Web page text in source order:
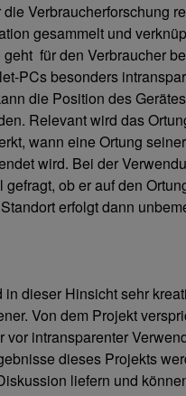
die Verbraucherforschung
gesammelt und
für den Verbraucher
PCs besonders
die Position des
Relevant wird das
wann eine Ortung
wird. Bei der
ob er auf den
erfolgt dann
in dieser Hinsicht sehr
Von dem Projekt
vor intransparenter
dieses Projekts
liefern und